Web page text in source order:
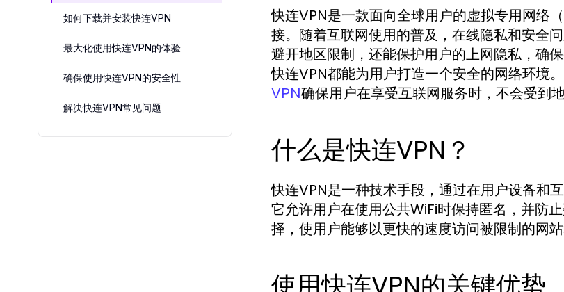
如何下载并安装快连VPN
最大化使用快连VPN的体验
确保使用快连VPN的安全性
解决快连VPN常见问题
快连VPN是一款面向全球用户的虚拟专用网络
接。随着互联网使用的普及，在线隐私和安全
避开地区限制，还能保护用户的上网隐私，确
快连VPN都能为用户打造一个安全的网络环境
VPN确保用户在享受互联网服务时，不会受到
什么是快连VPN？
快连VPN是一种技术手段，通过在用户设备和
它允许用户在使用公共WiFi时保持匿名，并防
择，使用户能够以更快的速度访问被限制的网